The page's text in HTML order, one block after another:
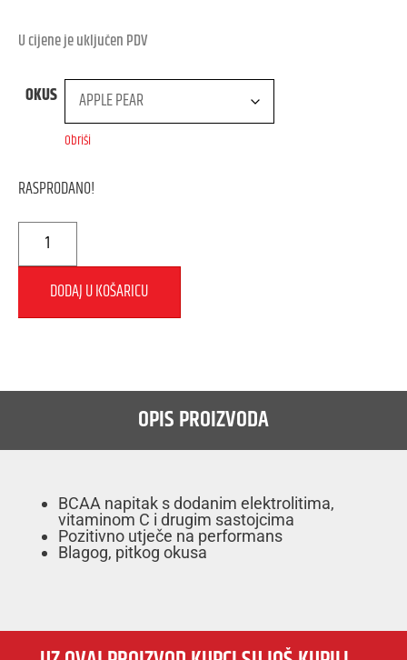
U cijene je uključen PDV
OKUS
Obriši
RASPRODANO!
DODAJ U KOŠARICU
OPIS PROIZVODA
BCAA napitak s dodanim elektrolitima,
vitaminom C i drugim sastojcima
Pozitivno utječe na performans
Blagog, pitkog okusa